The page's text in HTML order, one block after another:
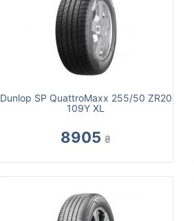
Dunlop SP QuattroMaxx 255/50 ZR20
109Y XL
8905 ₴